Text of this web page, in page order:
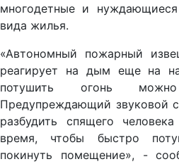
многодетные и
вида жилья.
«Автономный пожарный
реагирует на дым еще на
потушить огонь
Предупреждающий звуковой
разбудить спящего
время, чтобы быстро
покинуть помещение», -